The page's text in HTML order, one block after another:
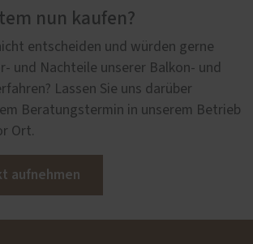
nun kaufen?
entscheiden und würden gerne
und Nachteile unserer Balkon- und
Lassen Sie uns darüber
Beratungstermin in unserem Betrieb
Ort.
aufnehmen